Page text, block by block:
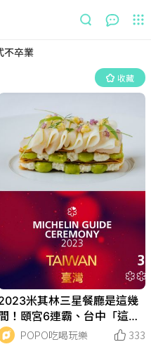
不卒業
收藏
最新 收藏
米其林三星餐廳是這幾
間！頤宮6連霸、台中「這
」入榜，準備手刀預約！
POPO吃喝玩樂 333